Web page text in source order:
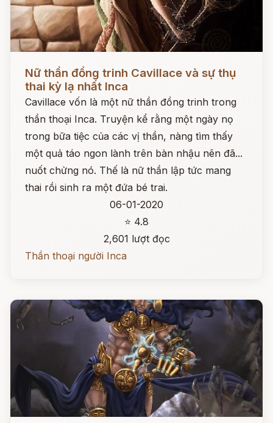
Nữ thần đồng trinh Cavillace và sự thụ
thai kỳ lạ nhất Inca
Cavillace vốn là một nữ thần đồng trinh trong
thần thoại Inca. Truyện kể rằng một ngày nọ
trong bữa tiệc của các vị thần, nàng tìm thấy
một quả táo ngon lành trên bàn nhậu nên đã...
nuốt chửng nó. Thế là nữ thần lập tức mang
thai rồi sinh ra một đứa bé trai.
06-01-2020
⭐ 4.8
2,601 lượt đọc
Thần thoại người Inca